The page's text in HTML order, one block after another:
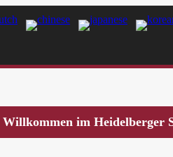
Willkommen im Heidelberger